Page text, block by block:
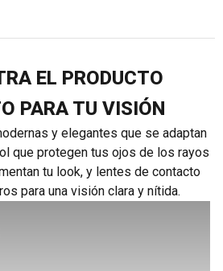
EL PRODUCTO
PARA TU VISIÓN
y elegantes que se adaptan
que protegen tus ojos de los rayos
tu look, y lentes de contacto
para una visión clara y nítida.